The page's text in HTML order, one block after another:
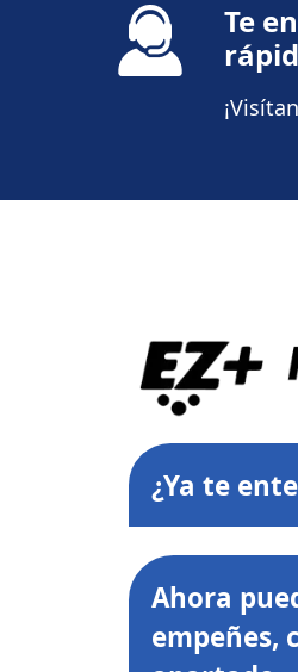
Te
¿Ya te
Ahora
empeñes,